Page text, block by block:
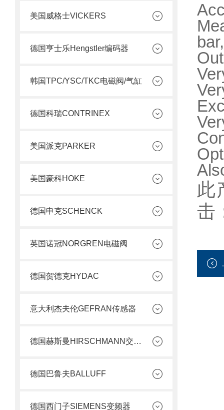
美国威格士VICKERS
德国亨士乐Hengstler编码器
韩国TPC/YSC/TKC电磁阀/气缸
德国科瑞CONTRINEX
美国派克PARKER
美国豪科HOKE
德国申克SCHENCK
英国诺冠NORGREN电磁阀
德国贺德克HYDAC
意大利杰夫伦GEFRAN传感器
德国赫斯曼HIRSCHMANN交换机
德国巴鲁夫BALLUFF
德国西门子SIEMENS变频器
此
击